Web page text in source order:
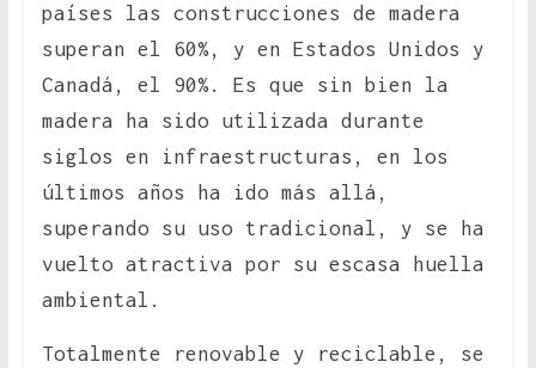
países las construcciones de madera
superan el 60%, y en Estados Unidos y
Canadá, el 90%. Es que sin bien la
madera ha sido utilizada durante
siglos en infraestructuras, en los
últimos años ha ido más allá,
superando su uso tradicional, y se ha
vuelto atractiva por su escasa huella
ambiental.
Totalmente renovable y reciclable, se